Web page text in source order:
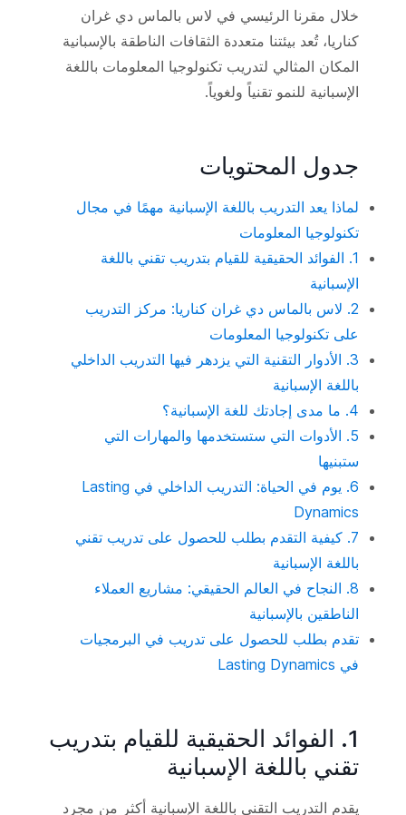
خلال مقرنا الرئيسي في لاس بالماس دي غران
كناريا، تُعد بيئتنا متعددة الثقافات الناطقة بالإسبانية
المكان المثالي لتدريب تكنولوجيا المعلومات باللغة
الإسبانية للنمو تقنياً ولغوياً.
جدول المحتويات
لماذا يعد التدريب باللغة الإسبانية مهمًا في مجال
تكنولوجيا المعلومات
1. الفوائد الحقيقية للقيام بتدريب تقني باللغة
الإسبانية
2. لاس بالماس دي غران كناريا: مركز التدريب
على تكنولوجيا المعلومات
3. الأدوار التقنية التي يزدهر فيها التدريب الداخلي
باللغة الإسبانية
4. ما مدى إجادتك للغة الإسبانية؟
5. الأدوات التي ستستخدمها والمهارات التي
ستبنيها
6. يوم في الحياة: التدريب الداخلي في Lasting
Dynamics
7. كيفية التقدم بطلب للحصول على تدريب تقني
باللغة الإسبانية
8. النجاح في العالم الحقيقي: مشاريع العملاء
الناطقين بالإسبانية
تقدم بطلب للحصول على تدريب في البرمجيات
في Lasting Dynamics
1. الفوائد الحقيقية للقيام بتدريب
تقني باللغة الإسبانية
يقدم التدريب التقني باللغة الإسبانية أكثر من مجرد